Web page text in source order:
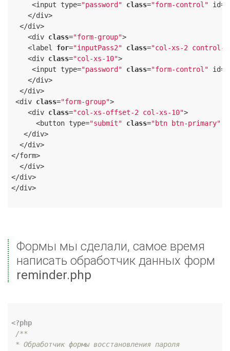
     <input type=
"password" class="form-control" id=
    </div>
  </div>
    <div
class="form-group">
    <label
for="inputPass2" class="col-xs-2 control-
    <div
class="col-xs-10">
     <input type=
"password" class="form-control" id=
    </div>
  </div>
<div class="form-group">
    <div
class="col-xs-offset-2 col-xs-10">
      <button type=
"submit" class="btn btn-primary"
   </div>
  </div>
</form>
  </div>
</div>
</div>
Формы мы сделали, самое время
написать обработчик данных форм
reminder.php
<?php
/**
* Обработчик формы восстановления пароля